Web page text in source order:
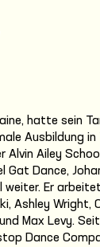
hatte sein
Ausbildung in
Alvin Ailey
Gat Dance,
weiter. Er
Ashley Wright,
Max Levy.
Dance